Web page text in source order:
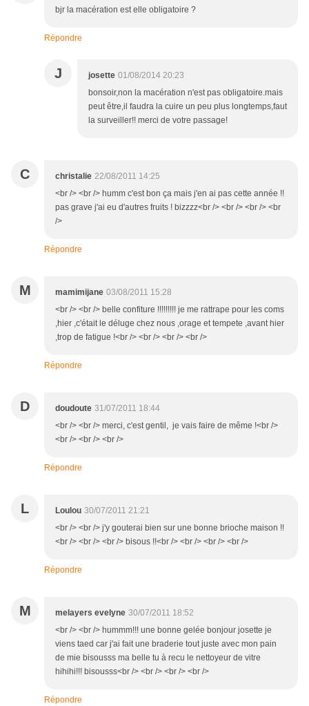
bjr la macération est elle obligatoire ?
Répondre
J josette 01/08/2014 20:23
bonsoir,non la macération n'est pas obligatoire.mais
peut être,il faudra la cuire un peu plus longtemps,faut
la surveiller!! merci de votre passage!
C christalie 22/08/2011 14:25
<br /> <br /> humm c'est bon ça mais j'en ai pas cette année !!
pas grave j'ai eu d'autres fruits ! bizzzz<br /> <br /> <br /> <br
/>
Répondre
M mamimijane 03/08/2011 15:28
<br /> <br /> belle confiture !!!!!!!!! je me rattrape pour les coms
,hier ,c'était le déluge chez nous ,orage et tempete ,avant hier
,trop de fatigue !<br /> <br /> <br /> <br />
Répondre
D doudoute 31/07/2011 18:44
<br /> <br /> merci, c'est gentil, je vais faire de même !<br />
<br /> <br /> <br />
Répondre
L Loulou 30/07/2011 21:21
<br /> <br /> j'y gouterai bien sur une bonne brioche maison !!
<br /> <br /> <br /> bisous !!<br /> <br /> <br /> <br />
Répondre
M melayers evelyne 30/07/2011 18:52
<br /> <br /> hummm!!! une bonne gelée bonjour josette je
viens taed car j'ai fait une braderie tout juste avec mon pain
de mie bisousss ma belle tu à recu le nettoyeur de vitre
hihihi!!! bisousss<br /> <br /> <br /> <br />
Répondre